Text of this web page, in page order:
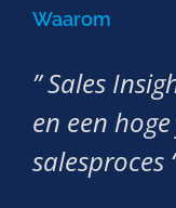
Waarom
” Sales
en een
salesproces